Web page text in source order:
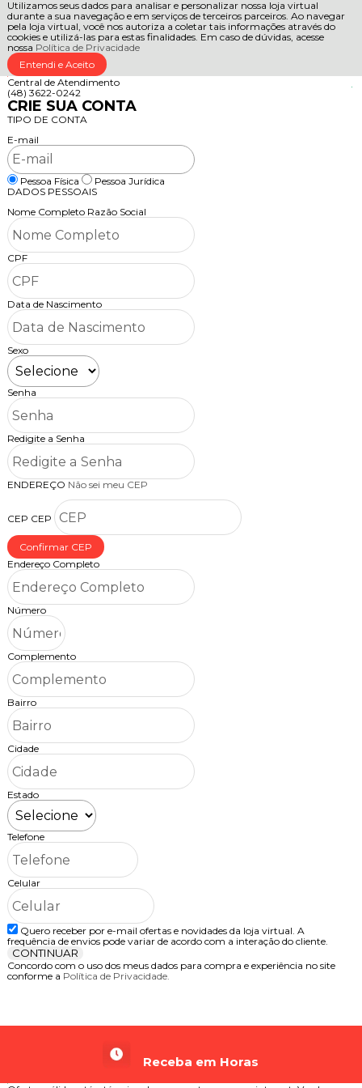
Utilizamos seus dados para analisar e personalizar nossa loja virtual
durante a sua navegação e em serviços de terceiros parceiros. Ao navegar
pela loja virtual, você nos autoriza a coletar tais informações através do
cookies e utilizá-las para estas finalidades. Em caso de dúvidas, acesse
nossa Política de Privacidade
Entendi e Aceito
Central de Atendimento
(48) 3622-0242
CRIE SUA CONTA
TIPO DE CONTA
E-mail
Pessoa Física
Pessoa Jurídica
DADOS PESSOAIS
Nome Completo Razão Social
CPF
Data de Nascimento
Sexo
Senha
Redigite a Senha
ENDEREÇO Não sei meu CEP
CEP CEP
Confirmar CEP
Endereço Completo
Número
Complemento
Bairro
Cidade
Estado
Telefone
Celular
Quero receber por e-mail ofertas e novidades da loja virtual. A
frequência de envios pode variar de acordo com a interação do cliente.
CONTINUAR
Concordo com o uso dos meus dados para compra e experiência no site
conforme a Política de Privacidade.
Receba em Horas